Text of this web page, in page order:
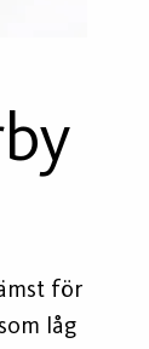
för
låg